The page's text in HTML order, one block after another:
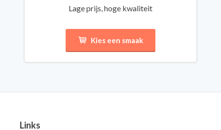
Lage prijs, hoge kwaliteit
Kies een smaak
Links